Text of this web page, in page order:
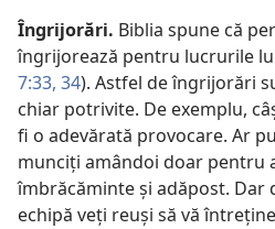
Îngrijorări. Biblia spune că
îngrijorează pentru lucrurile
7:33, 34). Astfel de îngrijorări
chiar potrivite. De exemplu,
fi o adevărată provocare. Ar
munciţi amândoi doar pentru
îmbrăcăminte şi adăpost. Dar
echipă veţi reuşi să vă